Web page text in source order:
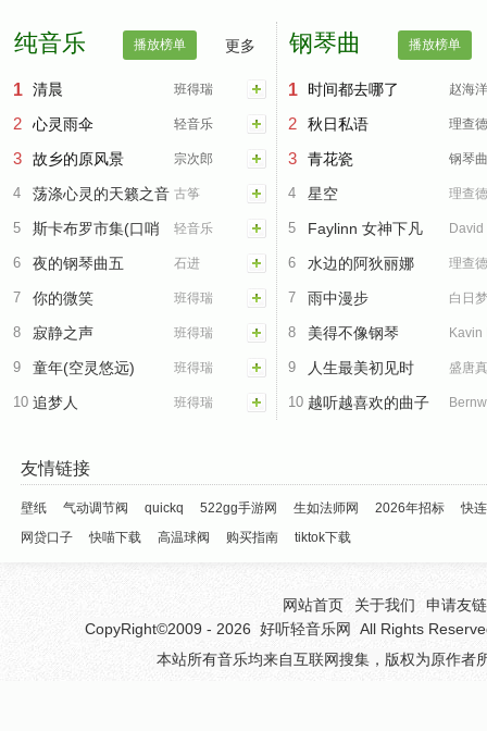
纯音乐 播放榜单 更多
1 清晨 班得瑞
2 心灵雨伞 轻音乐
3 故乡的原风景 宗次郎
4 荡涤心灵的天籁之音 古筝
5
斯卡布罗市集(口哨
曲)
轻音乐
6 夜的钢琴曲五 石进
7 你的微笑 班得瑞
8 寂静之声 班得瑞
9 童年(空灵悠远) 班得瑞
10 追梦人 班得瑞
钢琴曲 播放榜单
1 时间都去哪了 赵海洋
2 秋日私语 理查德
3 青花瓷 钢琴曲
4 星空 理查德
5 Faylinn 女神下凡 David
6 水边的阿狄丽娜 理查德
7 雨中漫步 白日梦
8
美得不像钢琴
Waltzing Leaves
Kavin
9 人生最美初见时 盛唐
10 越听越喜欢的曲子
友情链接
壁纸 气动调节阀 quickq 522gg手游网 生如法师网 2026年招标
快
网贷口子
快喵下载 高温球阀 购买指南 tiktok下载
网站首页 关于我们
申请友
CopyRight©2009 - 2026 好听轻音乐网
All Rights
本站所有音乐均来自互联网搜集，版权为原作者